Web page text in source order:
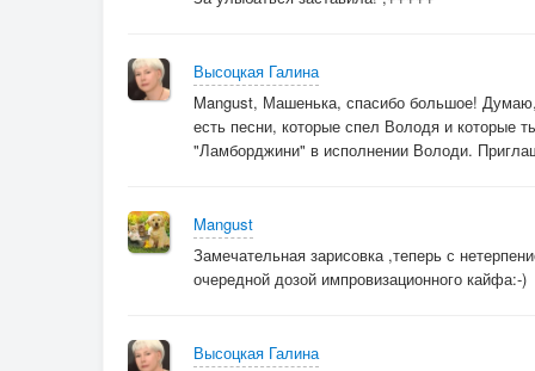
Когти точит
Не для драк,
А чтоб струны тронуть…крак!
Все пришли на шоу… леди
Тигр их всех очаровал
[Куплет 5]
Высоцкая Галина
Mangust, Машенька, спасибо большое!
есть песни, которые спел Володя и которые
"Ламборджини" в исполнении Володи.
Mangust
Замечательная зарисовка ,теперь с
очередной дозой импровизационного кайфа:-)
Высоцкая Галина